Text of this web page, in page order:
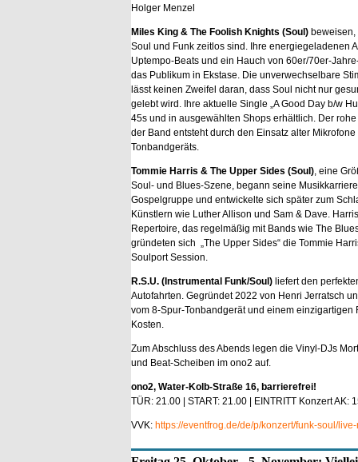
Holger Menzel
Miles King & The Foolish Knights (Soul)
Soul und Funk zeitlos sind. Ihre energiegeladenen
Uptempo-Beats und ein Hauch von 60er/70er-
das Publikum in Ekstase. Die unverwechselbare
lässt keinen Zweifel daran, dass Soul nicht nur
gelebt wird. Ihre aktuelle Single „A Good Day b/w
45s und in ausgewählten Shops erhältlich. Der
der Band entsteht durch den Einsatz alter
Tonbandgeräts.
Tommie Harris & The Upper Sides (Soul), eine
Soul- und Blues-Szene, begann seine
Gospelgruppe und entwickelte sich später zum
Künstlern wie Luther Allison und Sam & Dave.
Repertoire, das regelmäßig mit Bands wie The
gründeten sich „The Upper Sides“ die Tommie
Soulport Session.
R.S.U. (Instrumental Funk/Soul) liefert den
Autofahrten. Gegründet 2022 von Henri Jerratsch
vom 8-Spur-Tonbandgerät und einem
Kosten.
Zum Abschluss des Abends legen die Vinyl-DJs
und Beat-Scheiben im ono2 auf.
ono2, Water-Kolb-Straße 16, barrierefrei!
TÜR: 21.00 | START: 21.00 | EINTRITT Konzert
VVK: https://eventfrog.de/de/p/konzert/funk-soul/